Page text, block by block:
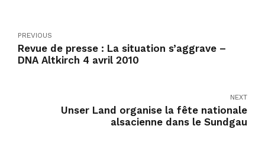
PREVIOUS
Revue de presse : La situation s’aggrave –
DNA Altkirch 4 avril 2010
NEXT
Unser Land organise la fête nationale
alsacienne dans le Sundgau